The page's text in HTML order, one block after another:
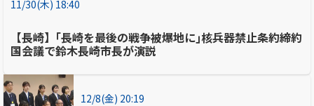
11/30(木) 18:40
【長崎】｢長崎を最後の戦争被爆地に｣核兵器禁止条約締約
国会議で鈴木長崎市長が演説
12/8(金) 20:19